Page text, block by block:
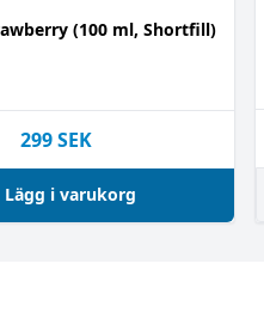
(100 ml, Shortfill)
299SEK
Lägg i varukorg